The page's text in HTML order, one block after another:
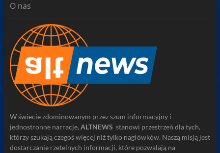
O nas
W świecie zdominowanym przez szum informacyjny i
jednostronne narracje, ALTNEWS stanowi przestrzeń dla tych,
którzy szukają czegoś więcej niż tylko nagłówków. Naszą misją jest
dostarczanie rzetelnych informacji, które pozwalają na